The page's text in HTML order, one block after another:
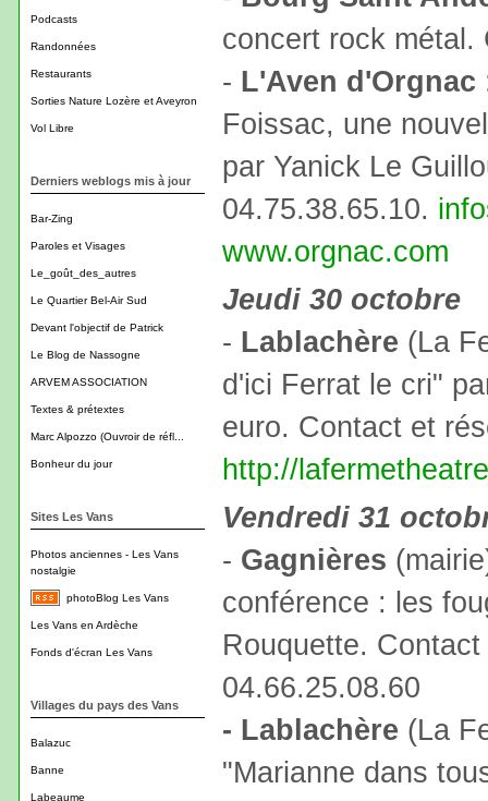
Podcasts
Randonnées
Restaurants
Sorties Nature Lozère et Aveyron
Vol Libre
Derniers weblogs mis à jour
Bar-Zing
Paroles et Visages
Le_goût_des_autres
Le Quartier Bel-Air Sud
Devant l'objectif de Patrick
Le Blog de Nassogne
ARVEM ASSOCIATION
Textes & prétextes
Marc Alpozzo (Ouvroir de réfl...
Bonheur du jour
Sites Les Vans
Photos anciennes - Les Vans
nostalgie
photoBlog Les Vans
Les Vans en Ardèche
Fonds d'écran Les Vans
Villages du pays des Vans
Balazuc
Banne
Labeaume
concert rock métal.
- L'Aven d'Orgnac
Foissac, une
par Yanick Le
04.75.38.65.10.
www.orgnac.com
Jeudi 30 octobre
- Lablachère (La
d'ici Ferrat le cri"
euro. Contact et
http://
Vendredi 31
- Gagnières
conférence : les
Rouquette.
04.66.25.08.60
- Lablachère (La
"Marianne dans